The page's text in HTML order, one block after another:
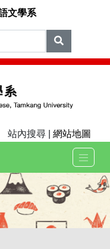
文學系
站內搜尋 | 網站地圖